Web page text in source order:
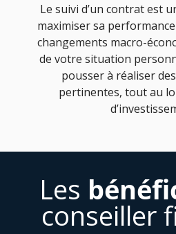
Le suivi d’un contrat est
maximiser sa
changements macro-
de votre situation
pousser à réaliser
pertinentes, tout au
Les
conseiller